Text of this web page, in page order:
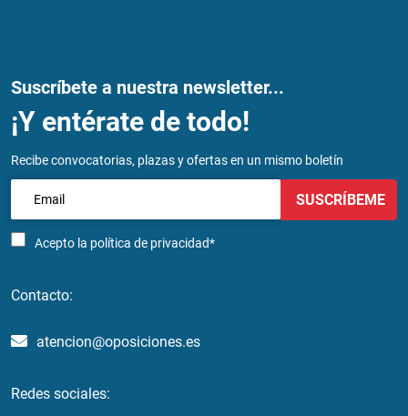
Suscríbete a nuestra newsletter...
¡Y entérate de todo!
Recibe convocatorias, plazas y ofertas en un mismo boletín
Acepto la política de privacidad*
SUSCRÍBEME
Contacto:
atencion@oposiciones.es
Redes sociales: